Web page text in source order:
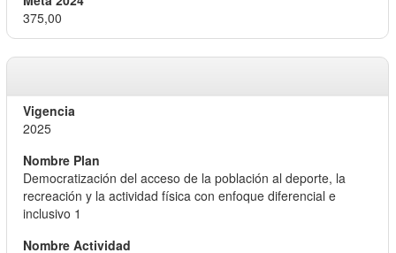
375,00
2025
Democratización del acceso de la población al deporte, la
recreación y la actividad física con enfoque diferencial e
inclusivo 1